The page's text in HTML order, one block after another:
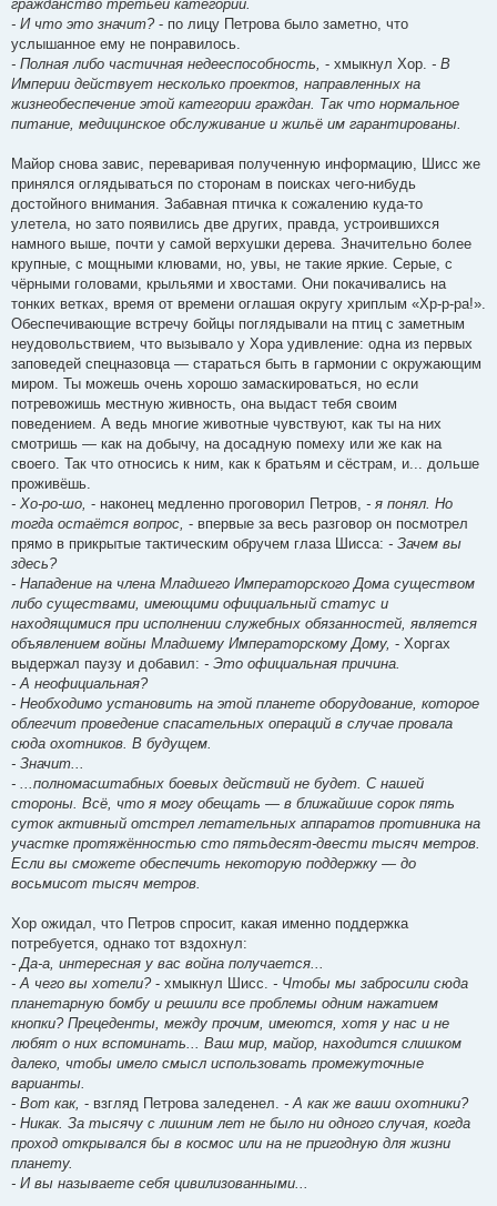
гражданство третьей категории.
- И что это значит?- по лицу Петрова было заметно, что
услышанное ему не понравилось.
- Полная либо частичная недееспособность, - хмыкнул Хор. - В
Империи действует несколько проектов, направленных на
жизнеобеспечение этой категории граждан. Так что нормальное
питание, медицинское обслуживание и жильё им гарантированы.
Майор снова завис, переваривая полученную информацию, Шисс же
принялся оглядываться по сторонам в поисках чего-нибудь
достойного внимания. Забавная птичка к сожалению куда-то
улетела, но зато появились две других, правда, устроившихся
намного выше, почти у самой верхушки дерева. Значительно более
крупные, с мощными клювами, но, увы, не такие яркие. Серые, с
чёрными головами, крыльями и хвостами. Они покачивались на
тонких ветках, время от времени оглашая округу хриплым «Хр-р-ра!».
Обеспечивающие встречу бойцы поглядывали на птиц с заметным
неудовольствием, что вызывало у Хора удивление: одна из первых
заповедей спецназовца — стараться быть в гармонии с окружающим
миром. Ты можешь очень хорошо замаскироваться, но если
потревожишь местную живность, она выдаст тебя своим
поведением. А ведь многие животные чувствуют, как ты на них
смотришь — как на добычу, на досадную помеху или же как на
своего. Так что относись к ним, как к братьям и сёстрам, и... дольше
проживёшь.
- Хо-ро-шо, - наконец медленно проговорил Петров, - я понял. Но
тогда остаётся вопрос, - впервые за весь разговор он посмотрел
прямо в прикрытые тактическим обручем глаза Шисса: - Зачем вы
здесь?
- Нападение на члена Младшего Императорского Дома существом
либо существами, имеющими официальный статус и
находящимися при исполнении служебных обязанностей, является
объявлением войны Младшему Императорскому Дому, - Хоргах
выдержал паузу и добавил: - Это официальная причина.
- А неофициальная?
- Необходимо установить на этой планете оборудование, которое
облегчит проведение спасательных операций в случае провала
сюда охотников. В будущем.
- Значит...
- ...полномасштабных боевых действий не будет. С нашей
стороны. Всё, что я могу обещать — в ближайшие сорок пять
суток активный отстрел летательных аппаратов противника на
участке протяжённостью сто пятьдесят-двести тысяч метров.
Если вы сможете обеспечить некоторую поддержку — до
восьмисот тысяч метров.
Хор ожидал, что Петров спросит, какая именно поддержка
потребуется, однако тот вздохнул:
- Да-а, интересная у вас война получается...
- А чего вы хотели?- хмыкнул Шисс. - Чтобы мы забросили сюда
планетарную бомбу и решили все проблемы одним нажатием
кнопки? Прецеденты, между прочим, имеются, хотя у нас и не
любят о них вспоминать... Ваш мир, майор, находится слишком
далеко, чтобы имело смысл использовать промежуточные
варианты.
- Вот как, - взгляд Петрова заледенел. - А как же ваши охотники?
- Никак. За тысячу с лишним лет не было ни одного случая, когда
проход открывался бы в космос или на не пригодную для жизни
планету.
- И вы называете себя цивилизованными...